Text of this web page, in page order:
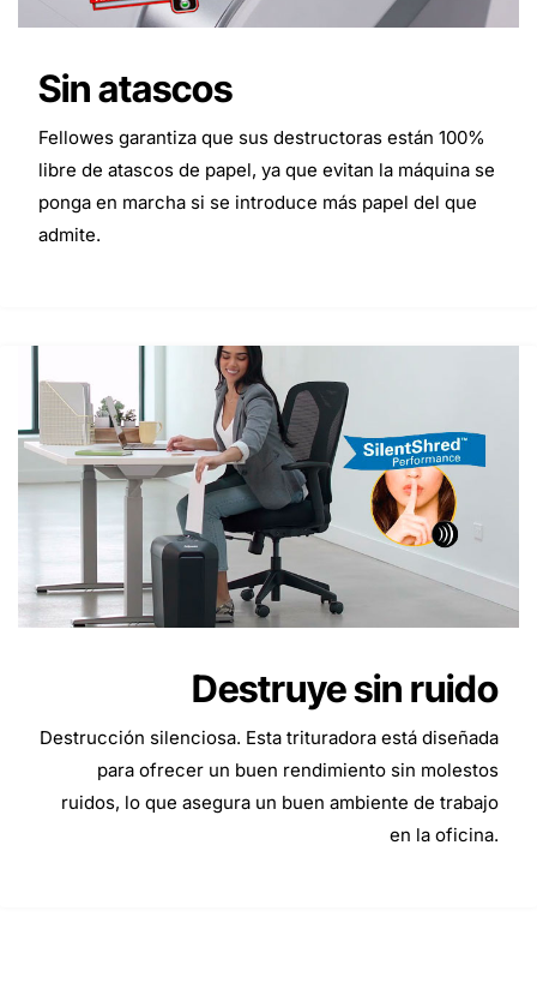
Sin atascos
Fellowes garantiza que sus destructoras están 100%
libre de atascos de papel, ya que evitan la máquina se
ponga en marcha si se introduce más papel del que
admite.
Destruye sin ruido
Destrucción silenciosa. Esta trituradora está diseñada
para ofrecer un buen rendimiento sin molestos
ruidos, lo que asegura un buen ambiente de trabajo
en la oficina.